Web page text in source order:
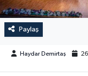
Paylaş
Haydar Demirtaş